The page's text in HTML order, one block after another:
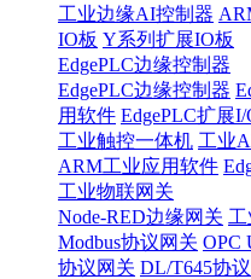
工业边缘AI控制器
IO板 Y系列扩展IO板
EdgePLC边缘控制器
EdgePLC边缘控制器
用软件 EdgePLC扩展
工业触控一体机 工业
ARM工业应用软件
工业物联网关
Node-RED边缘网关
Modbus协议网关 OPC
协议网关 DL/T645协